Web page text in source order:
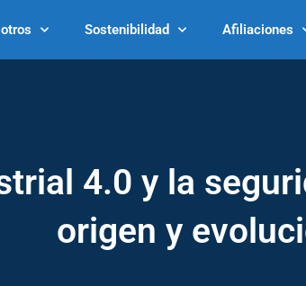
Sostenibilidad Afiliaciones
4.0 y la
origen y